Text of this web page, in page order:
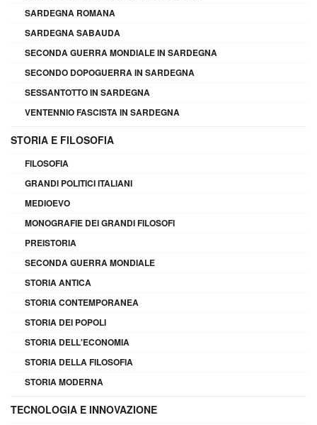
SARDEGNA ROMANA
SARDEGNA SABAUDA
SECONDA GUERRA MONDIALE IN SARDEGNA
SECONDO DOPOGUERRA IN SARDEGNA
SESSANTOTTO IN SARDEGNA
VENTENNIO FASCISTA IN SARDEGNA
STORIA E FILOSOFIA
FILOSOFIA
GRANDI POLITICI ITALIANI
MEDIOEVO
MONOGRAFIE DEI GRANDI FILOSOFI
PREISTORIA
SECONDA GUERRA MONDIALE
STORIA ANTICA
STORIA CONTEMPORANEA
STORIA DEI POPOLI
STORIA DELL'ECONOMIA
STORIA DELLA FILOSOFIA
STORIA MODERNA
TECNOLOGIA E INNOVAZIONE